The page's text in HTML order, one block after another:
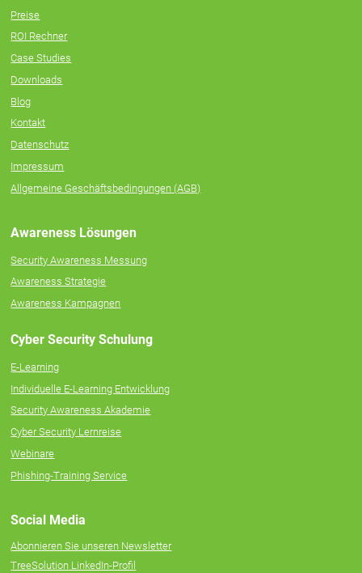
Preise
ROI Rechner
Case Studies
Downloads
Blog
Kontakt
Datenschutz
Impressum
Allgemeine Geschäftsbedingungen (AGB)
Awareness Lösungen
Security Awareness Messung
Awareness Strategie
Awareness Kampagnen
Cyber Security Schulung
E-Learning
Individuelle E‑Learning Entwicklung
Security Awareness Akademie
Cyber Security Lernreise
Webinare
Phishing-Training Service
Social Media
Abonnieren Sie unseren Newsletter
TreeSolution LinkedIn-Profil